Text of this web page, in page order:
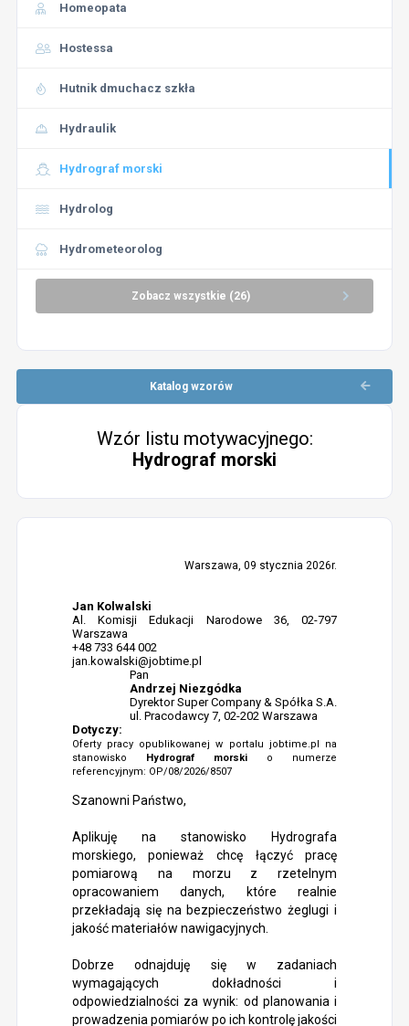
Homeopata
Hostessa
Hutnik dmuchacz szkła
Hydraulik
Hydrograf morski
Hydrolog
Hydrometeorolog
Zobacz wszystkie (26)
Katalog wzorów
Wzór listu motywacyjnego:
Hydrograf morski
Warszawa, 09 stycznia 2026r.
Jan Kolwalski
Al. Komisji Edukacji Narodowe 36, 02-797
Warszawa
+48 733 644 002
jan.kowalski@jobtime.pl
Pan
Andrzej Niezgódka
Dyrektor Super Company & Spółka S.A.
ul. Pracodawcy 7, 02-202 Warszawa
Dotyczy:
Oferty pracy opublikowanej w portalu jobtime.pl na
stanowisko Hydrograf morski o numerze
referencyjnym: OP/08/2026/8507
Szanowni Państwo,
Aplikuję na stanowisko Hydrografa
morskiego, ponieważ chcę łączyć pracę
pomiarową na morzu z rzetelnym
opracowaniem danych, które realnie
przekładają się na bezpieczeństwo żeglugi i
jakość materiałów nawigacyjnych.
Dobrze odnajduję się w zadaniach
wymagających dokładności i
odpowiedzialności za wynik: od planowania i
prowadzenia pomiarów po ich kontrolę jakości